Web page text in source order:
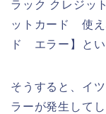
ラック クレジッ
ットカード 使え
ド エラー】とい
そうすると、イ
ラーが発生して